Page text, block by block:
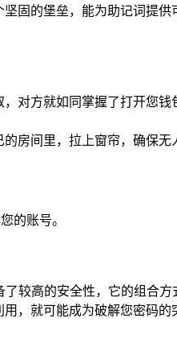
固的堡垒，能为助记词提
对方就如同掌握了打开您
房间里，拉上窗帘，确保无
的账号。
较高的安全性，它的组合方
，就可能成为破解您密码的